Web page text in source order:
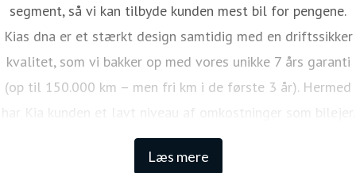
Læs mere
segment, så vi kan tilbyde kunden mest bil for pengene.
Kias dna er et stærkt design samtidig med en driftssikker
kvalitet, som vi bakker op med vores unikke 7 års garanti
(op til 150.000 km – men fri km i de første 3 år). Hermed
har Kia kunden et lavt niveau af omkostninger som bilejer.
Den lange garanti sikrer samtidig én af de højeste
restværdier i markedet.